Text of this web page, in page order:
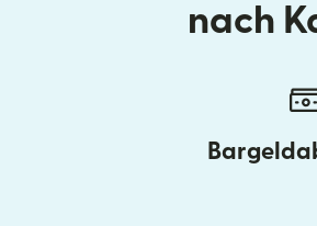
nach